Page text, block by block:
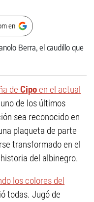
en
de Cipo en el actual
de los últimos
sea reconocido en
plaqueta de parte
transformado en el
del albinegro.
los colores del
todas. Jugó de